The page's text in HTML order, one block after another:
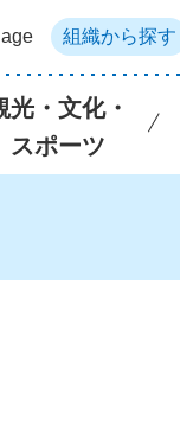
組織から探す
光・文化・
スポーツ